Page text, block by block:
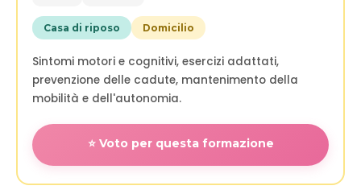
Casa di riposo Domicilio
Sintomi motori e cognitivi, esercizi adattati,
prevenzione delle cadute, mantenimento della
mobilità e dell'autonomia.
⭐ Voto per questa formazione